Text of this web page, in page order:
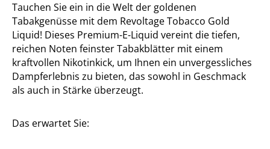
Tauchen Sie ein in die Welt der goldenen
Tabakgenüsse mit dem Revoltage Tobacco Gold
Liquid! Dieses Premium-E-Liquid vereint die tiefen,
reichen Noten feinster Tabakblätter mit einem
kraftvollen Nikotinkick, um Ihnen ein unvergessliches
Dampferlebnis zu bieten, das sowohl in Geschmack
als auch in Stärke überzeugt.
Das erwartet Sie: